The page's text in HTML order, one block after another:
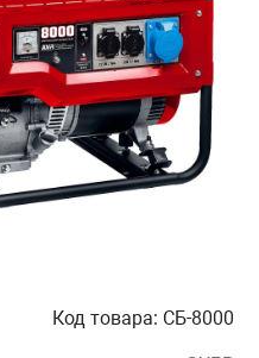
Код товара: СБ-8000